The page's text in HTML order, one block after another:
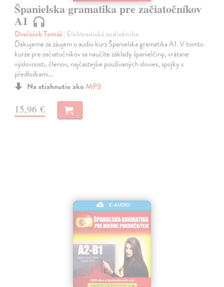
Španielska gramatika pre začiatočníkov
A1
Dvořáček Tomáš| Elektronická audiokniha
Ďakujeme za záujem o audio kurz Španielska gramatika A1. V tomto
kurze pre začiatočníkov sa naučíte základy španielčiny, vrátane
výslovnosti, členov, najčastejšie používaných slovies, spojky s
předložkami…
Na stiahnutie ako MP3
15,96 €
E-AUDIO